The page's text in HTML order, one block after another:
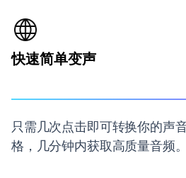
快速简单变声
只需几次点击即可转换你的声
格，几分钟内获取高质量音频。